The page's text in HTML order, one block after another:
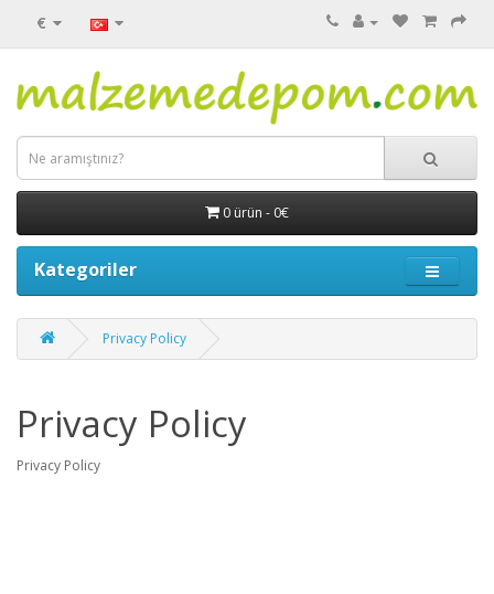
€
0 ürün - 0€
Kategoriler
Privacy Policy
Privacy Policy
Privacy Policy